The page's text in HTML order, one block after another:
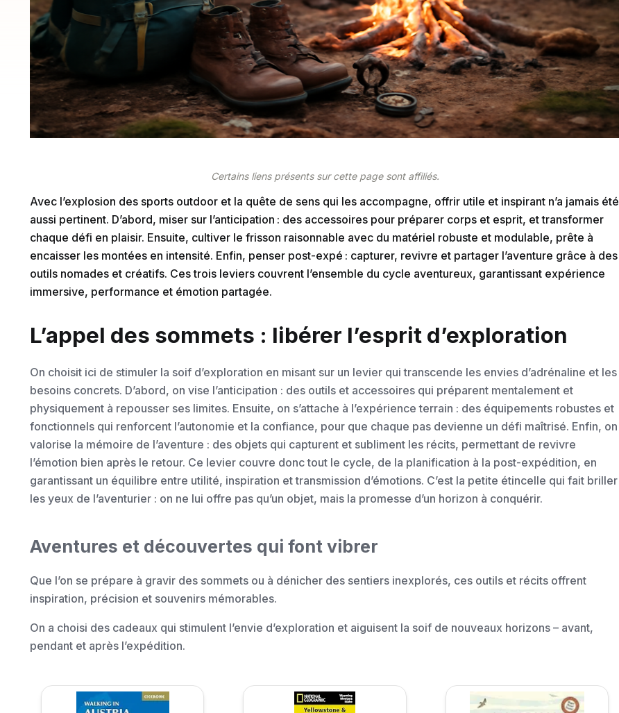
Certains liens présents sur cette page sont affiliés.
Avec l’explosion des sports outdoor et la quête de sens qui les accompagne, offrir utile et inspirant n’a jamais été
aussi pertinent. D’abord, miser sur l’anticipation : des accessoires pour préparer corps et esprit, et transformer
chaque défi en plaisir. Ensuite, cultiver le frisson raisonnable avec du matériel robuste et modulable, prête à
encaisser les montées en intensité. Enfin, penser post-expé : capturer, revivre et partager l’aventure grâce à des
outils nomades et créatifs. Ces trois leviers couvrent l’ensemble du cycle aventureux, garantissant expérience
immersive, performance et émotion partagée.
L’appel des sommets : libérer l’esprit d’exploration
On choisit ici de stimuler la soif d’exploration en misant sur un levier qui transcende les envies d’adrénaline et les
besoins concrets. D’abord, on vise l’anticipation : des outils et accessoires qui préparent mentalement et
physiquement à repousser ses limites. Ensuite, on s’attache à l’expérience terrain : des équipements robustes et
fonctionnels qui renforcent l’autonomie et la confiance, pour que chaque pas devienne un défi maîtrisé. Enfin, on
valorise la mémoire de l’aventure : des objets qui capturent et subliment les récits, permettant de revivre
l’émotion bien après le retour. Ce levier couvre donc tout le cycle, de la planification à la post-expédition, en
garantissant un équilibre entre utilité, inspiration et transmission d’émotions. C’est la petite étincelle qui fait briller
les yeux de l’aventurier : on ne lui offre pas qu’un objet, mais la promesse d’un horizon à conquérir.
Aventures et découvertes qui font vibrer
Que l’on se prépare à gravir des sommets ou à dénicher des sentiers inexplorés, ces outils et récits offrent
inspiration, précision et souvenirs mémorables.
On a choisi des cadeaux qui stimulent l’envie d’exploration et aiguisent la soif de nouveaux horizons – avant,
pendant et après l’expédition.